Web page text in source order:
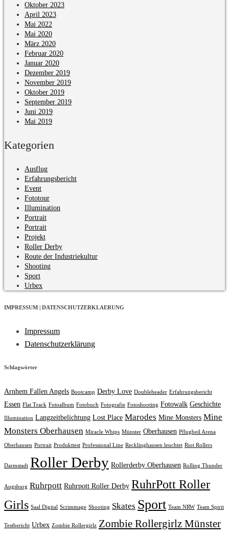
Oktober 2023
April 2023
Mai 2022
Mai 2020
März 2020
Februar 2020
Januar 2020
Dezember 2019
November 2019
Oktober 2019
September 2019
Juni 2019
Mai 2019
Kategorien
Ausflug
Erfahrungsbericht
Event
Fototour
Illumination
Portrait
Portrait
Projekt
Roller Derby
Route der Industriekultur
Shooting
Sport
Urbex
IMPRESSUM | DATENSCHUTZERKLAERUNG
Impressum
Datenschutzerklärung
Schlagwörter
Arnhem Fallen Angels Bootcamp Derby Love Doubleheader Erfahrungsbericht
Essen Flat Track Fotoalbum Fotobuch Fotografie Fotoshooting Fotowalk Geschichte
Illumination Langzeitbelichtung Lost Place Marodes Mine Monsters Mine
Monsters Oberhausen Miracle Whips Münster Oberhausen Pflugbeil Arena
Oberhausen Portrait Produkttest Professional Line Recklinghausen leuchtet Riot Rollers
Darmstadt Roller Derby Rollerderby Oberhausen Rolling Thunder
Augsburg Ruhrpott Ruhrpott Roller Derby RuhrPott Roller
Girls Saal Digital Scrimmage Shooting Skates Sport Team NRW Team Spirit
Testbericht Urbex Zombie Rollergirlz Zombie Rollergirlz Münster